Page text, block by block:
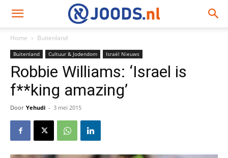
Home Buitenland
Buitenland Cultuur & Jodendom Israël Nieuws
Robbie Williams: ‘Israel is
f**king amazing’
Door Yehudi - 3 mei 2015